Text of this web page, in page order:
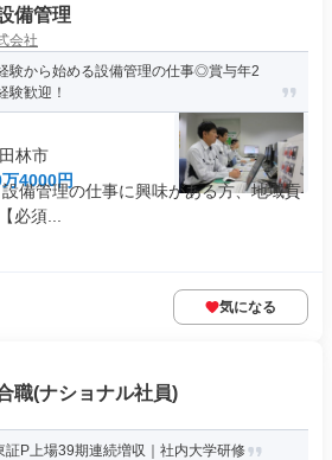
備管理
会社
験から始める設備管理の仕事◎賞与年2
験歓迎！
林市
4000円
備管理の仕事に興味がある方、地域貢
必須...
気になる
職(ナショナル社員)
P上場39期連続増収｜社内大学研修